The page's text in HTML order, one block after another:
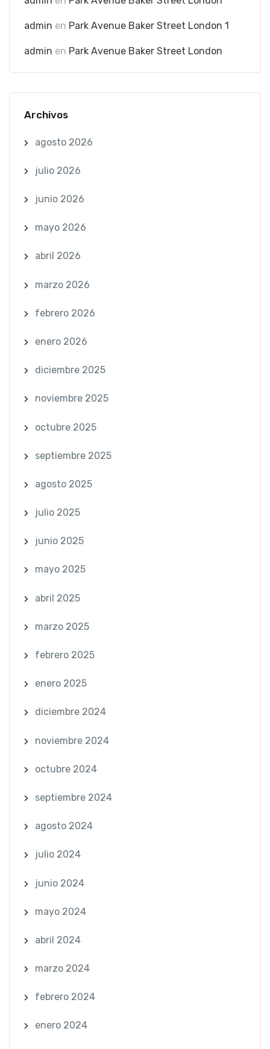
admin en Park Avenue Baker Street London 1
admin en Park Avenue Baker Street London
Archivos
agosto 2026
julio 2026
junio 2026
mayo 2026
abril 2026
marzo 2026
febrero 2026
enero 2026
diciembre 2025
noviembre 2025
octubre 2025
septiembre 2025
agosto 2025
julio 2025
junio 2025
mayo 2025
abril 2025
marzo 2025
febrero 2025
enero 2025
diciembre 2024
noviembre 2024
octubre 2024
septiembre 2024
agosto 2024
julio 2024
junio 2024
mayo 2024
abril 2024
marzo 2024
febrero 2024
enero 2024